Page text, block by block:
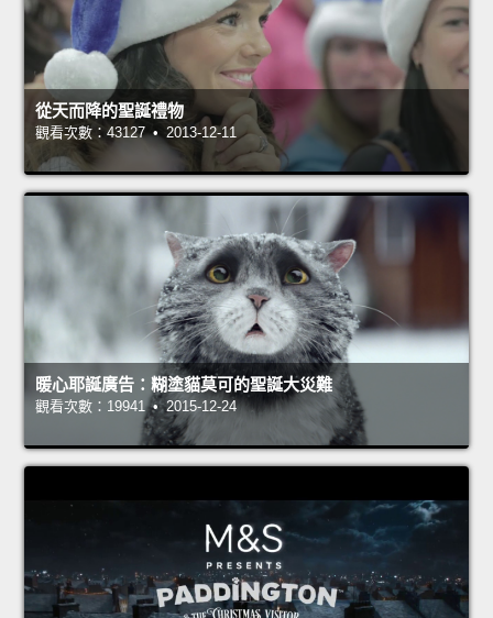
從天而降的聖誕禮物
觀看次數：43127 • 2013-12-11
暖心耶誕廣告：糊塗貓莫可的聖誕大災難
觀看次數：19941 • 2015-12-24